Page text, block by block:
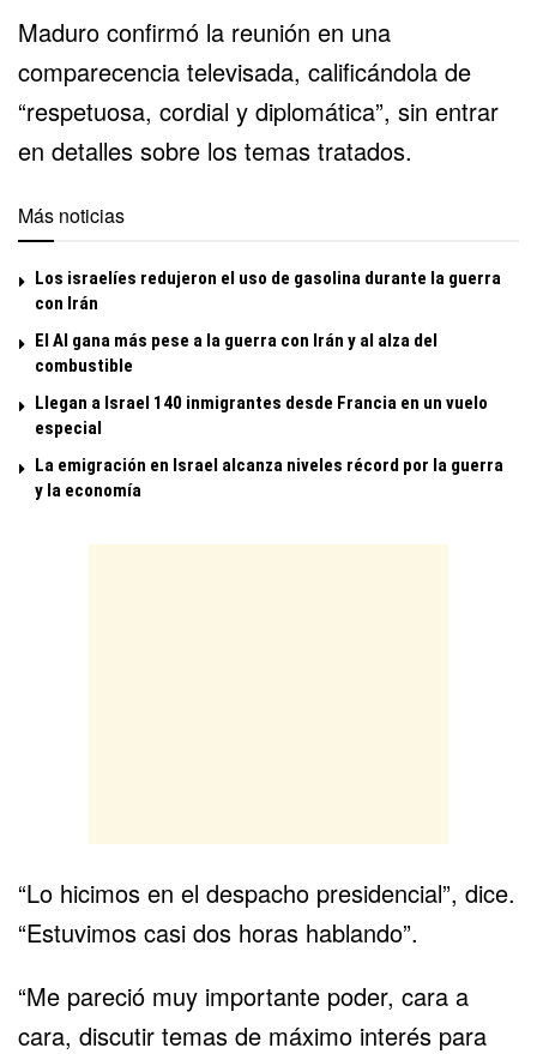
Maduro confirmó la reunión en una
comparecencia televisada, calificándola de
“respetuosa, cordial y diplomática”, sin entrar
en detalles sobre los temas tratados.
Más noticias
Los israelíes redujeron el uso de gasolina durante la guerra
con Irán
El Al gana más pese a la guerra con Irán y al alza del
combustible
Llegan a Israel 140 inmigrantes desde Francia en un vuelo
especial
La emigración en Israel alcanza niveles récord por la guerra
y la economía
“Lo hicimos en el despacho presidencial”, dice.
“Estuvimos casi dos horas hablando”.
“Me pareció muy importante poder, cara a
cara, discutir temas de máximo interés para